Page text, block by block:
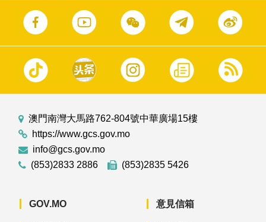
澳門南灣大馬路762-804號中華廣場15樓
https://www.gcs.gov.mo
info@gcs.gov.mo
(853)2833 2886
(853)2835 5426
GOV.MO 意見信箱